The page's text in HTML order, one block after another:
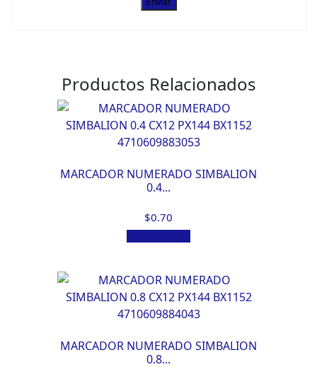
Productos Relacionados
MARCADOR NUMERADO SIMBALION
0.4...
$0.70
MARCADOR NUMERADO SIMBALION
0.8...